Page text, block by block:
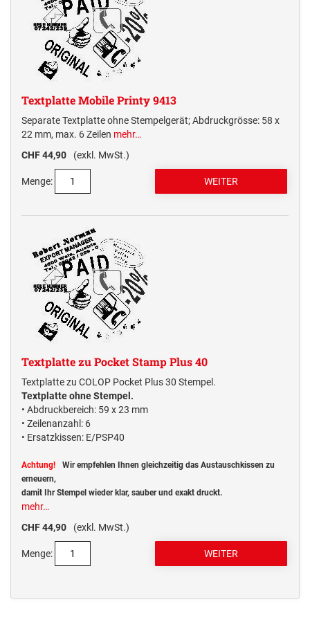
Textplatte Mobile Printy 9413
Separate Textplatte ohne Stempelgerät; Abdruckgrösse: 58 x
22 mm, max. 6 Zeilen mehr…
CHF 44,90
(exkl. MwSt.)
Menge:
Textplatte zu Pocket Stamp Plus 40
Textplatte zu COLOP Pocket Plus 30 Stempel.
Textplatte ohne Stempel.
• Abdruckbereich: 59 x 23 mm
• Zeilenanzahl: 6
• Ersatzkissen: E/PSP40
Achtung!
Wir empfehlen Ihnen gleichzeitig das Austauschkissen zu
erneuern,
damit Ihr Stempel wieder klar, sauber und exakt druckt.
mehr…
CHF 44,90
(exkl. MwSt.)
Menge: